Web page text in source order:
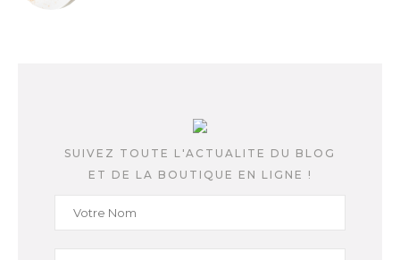
SUIVEZ TOUTE L'ACTUALITE DU BLOG
ET DE LA BOUTIQUE EN LIGNE !